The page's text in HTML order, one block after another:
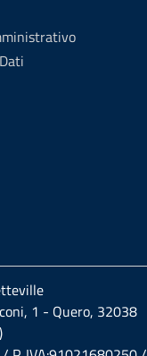
1 - Quero, 32038